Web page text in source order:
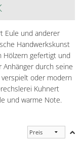
Eule und anderer
Handwerkskunst
Hölzern gefertigt und
durch seine
oder modern
Kuhnert
und warme Note.